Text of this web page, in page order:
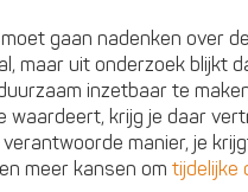
gaan nadenken over
maar uit onderzoek blijkt
inzetbaar te
waardeert, krijg je daar
manier, je
meer kansen om tijdelijke